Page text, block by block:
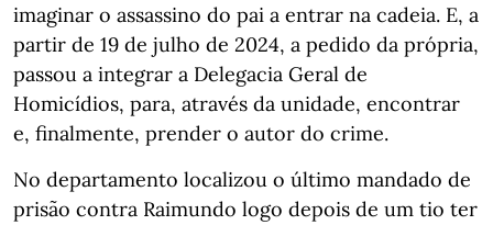
imaginar o assassino do pai a entrar na cadeia. E, a
partir de 19 de julho de 2024, a pedido da própria,
passou a integrar a Delegacia Geral de
Homicídios, para, através da unidade, encontrar
e, finalmente, prender o autor do crime.
No departamento localizou o último mandado de
prisão contra Raimundo logo depois de um tio ter